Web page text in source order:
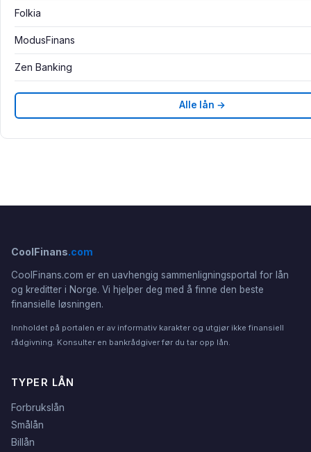
Folkia
ModusFinans
Zen Banking
Alle lån →
CoolFinans.com
CoolFinans.com er en uavhengig sammenligningsportal for lån
og kreditter i Norge. Vi hjelper deg med å finne den beste
finansielle løsningen.
Innholdet på portalen er av informativ karakter og utgjør ikke finansiell
rådgivning. Konsulter en bankrådgiver før du tar opp lån.
TYPER LÅN
Forbrukslån
Smålån
Billån